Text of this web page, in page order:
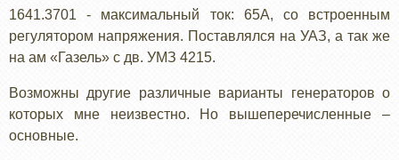
1641.3701 - максимальный ток: 65А, со встроенным
регулятором напряжения. Поставлялся на УАЗ, а так же
на ам «Газель» с дв. УМЗ 4215.
Возможны другие различные варианты генераторов о
которых мне неизвестно. Но вышеперечисленные –
основные.